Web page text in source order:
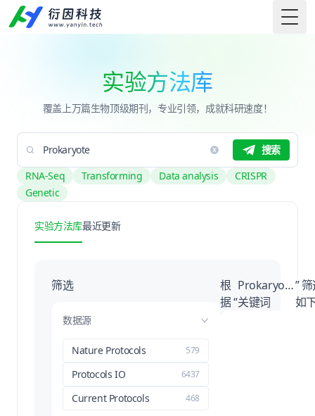
实验方法库
覆盖上万篇生物顶级期刊，专业引领，成就科研速度！
搜索
RNA-Seq
Transforming Data analysis
CRISPR
Genetic
实验方法库最近更新
筛选
数据源
Nature Protocols 579
Protocols IO 6437
Current Protocols 468
根
据 “
Prokaryote
关键词
”
如